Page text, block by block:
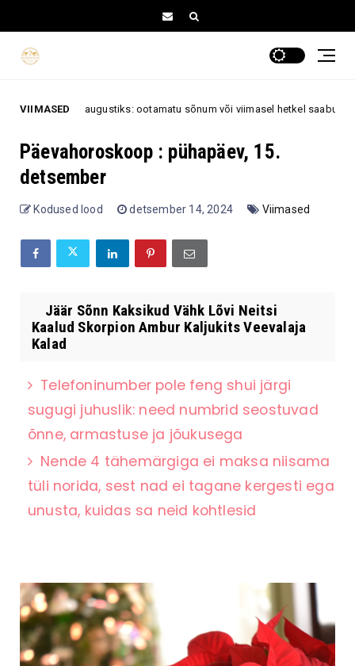
VIIMASED
7. augustiks: ootamatu sõnum või viimasel hetkel saabuv kutse võib
Päevahoroskoop : pühapäev, 15.
detsember
Kodused lood detsember 14, 2024 Viimased
Jäär Sõnn Kaksikud Vähk Lõvi Neitsi
Kaalud Skorpion Ambur Kaljukits Veevalaja
Kalad
Telefoninumber pole feng shui järgi
sugugi juhuslik: need numbrid seostuvad
õnne, armastuse ja jõukusega
Nende 4 tähemärgiga ei maksa niisama
tüli norida, sest nad ei tagane kergesti ega
unusta, kuidas sa neid kohtlesid